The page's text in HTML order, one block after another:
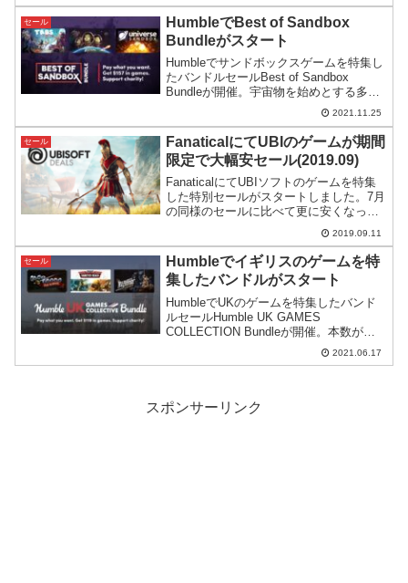
セール
HumbleでBest of Sandbox
Bundleがスタート
Humbleでサンドボックスゲームを特集し
たバンドルセールBest of Sandbox
Bundleが開催。宇宙物を始めとする多彩
なジャンルのサンドボックスゲームが集
められています。費用対効果も高そうで
す。
2021.11.25
セール
FanaticalにてUBIのゲームが期間
限定で大幅安セール(2019.09)
FanaticalにてUBIソフトのゲームを特集
した特別セールがスタートしました。7月
の同様のセールに比べて更に安くなった
もの、なぜか値引きが渋いものなどもあ
2019.09.11
セール
Humbleでイギリスのゲームを特
集したバンドルがスタート
HumbleでUKのゲームを特集したバンド
ルセールHumble UK GAMES
COLLECTION Bundleが開催。本数が少
しさびしいですがその分支払額も抑えめ
2021.06.17
スポンサーリンク